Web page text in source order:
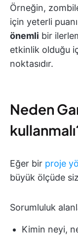
Örneğin,
için yeterli puanı
önemli bir
etkinlik olduğu
noktasıdır.
Neden
Eğer bir proje
büyük ölçüde
Sorumluluk
Kimin neyi,